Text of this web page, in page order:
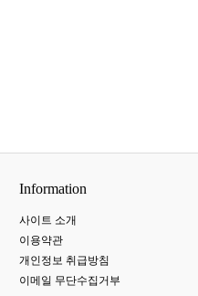
Information
사이트 소개
이용약관
개인정보 취급방침
이메일 무단수집거부